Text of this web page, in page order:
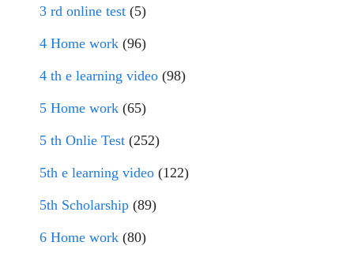
3 rd online test (5)
4 Home work (96)
4 th e learning video (98)
5 Home work (65)
5 th Onlie Test (252)
5th e learning video (122)
5th Scholarship (89)
6 Home work (80)